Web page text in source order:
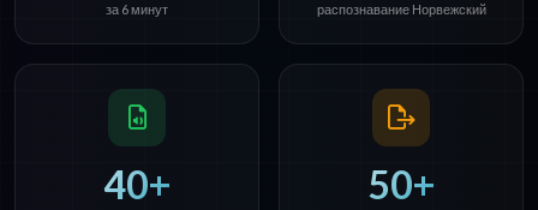
за 6 минут
распознавание Норвежский
40+ 50+